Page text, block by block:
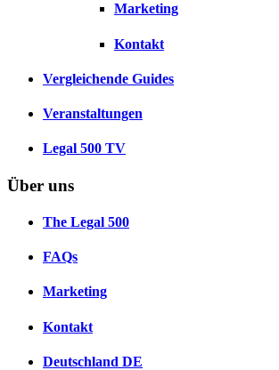
Marketing
Kontakt
Vergleichende Guides
Veranstaltungen
Legal 500 TV
Über uns
The Legal 500
FAQs
Marketing
Kontakt
Deutschland DE